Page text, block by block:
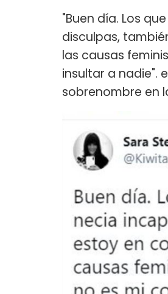
"Buen día. Los
disculpas,
las causas
insultar a nadie".
sobrenombre en